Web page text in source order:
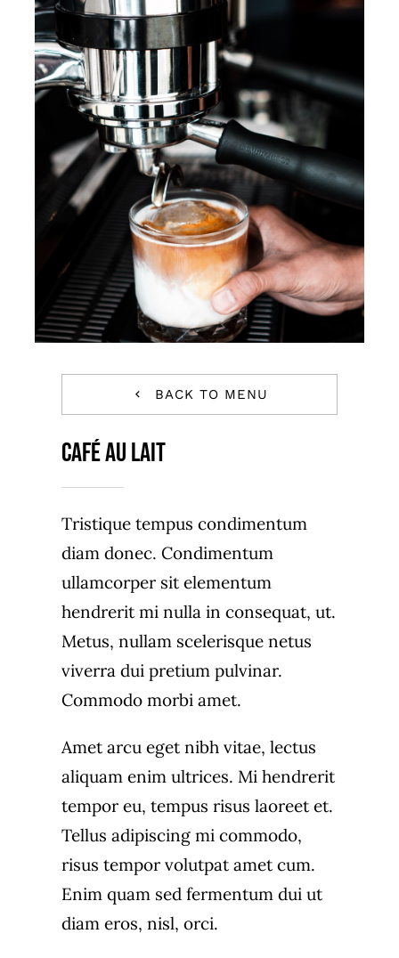
BACK TO MENU
Café Au Lait
Tristique tempus condimentum
diam donec. Condimentum
ullamcorper sit elementum
hendrerit mi nulla in consequat, ut.
Metus, nullam scelerisque netus
viverra dui pretium pulvinar.
Commodo morbi amet.
Amet arcu eget nibh vitae, lectus
aliquam enim ultrices. Mi hendrerit
tempor eu, tempus risus laoreet et.
Tellus adipiscing mi commodo,
risus tempor volutpat amet cum.
Enim quam sed fermentum dui ut
diam eros, nisl, orci.